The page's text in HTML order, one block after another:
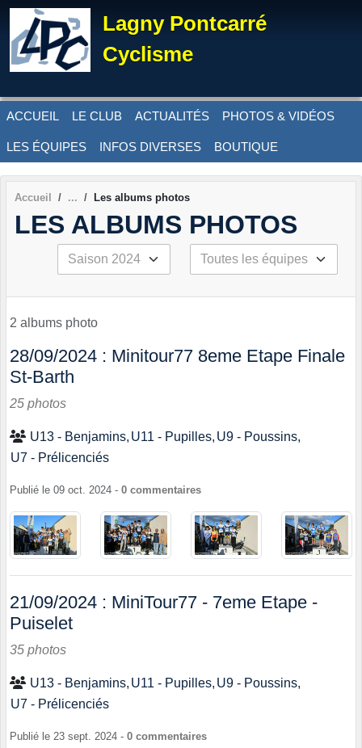
Lagny Pontcarré
Cyclisme
ACCUEIL LE CLUB ACTUALITÉS PHOTOS & VIDÉOS
LES ÉQUIPES INFOS DIVERSES BOUTIQUE
Accueil Les albums photos
LES ALBUMS PHOTOS
2 albums photo
28/09/2024 : Minitour77 8eme Etape Finale
St-Barth
25 photos
U13 - Benjamins U11 - Pupilles U9 - Poussins
U7 - Prélicenciés
Publié le 09 oct. 2024 - 0 commentaires
21/09/2024 : MiniTour77 - 7eme Etape -
Puiselet
35 photos
U13 - Benjamins U11 - Pupilles U9 - Poussins
U7 - Prélicenciés
Publié le 23 sept. 2024 - 0 commentaires
Panneau de gestion des cookies